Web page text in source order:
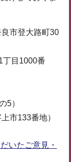
市登大路町30
丁目1000番
5）
市133番地）
いたご意見・